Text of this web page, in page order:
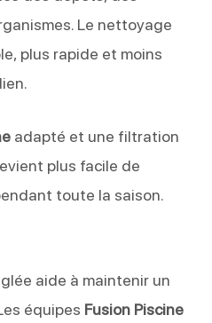
Le nettoyage
plus rapide et moins
adapté et une filtration
plus facile de
toute la saison.
aide à maintenir un
équipes Fusion Piscine